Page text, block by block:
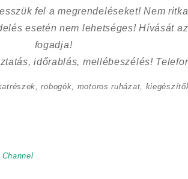
fel a megrendeléseket! Nem
esetén nem lehetséges! Hívását
fogadja!
időrablás, mellébeszélés!
robogók, motoros ruházat,